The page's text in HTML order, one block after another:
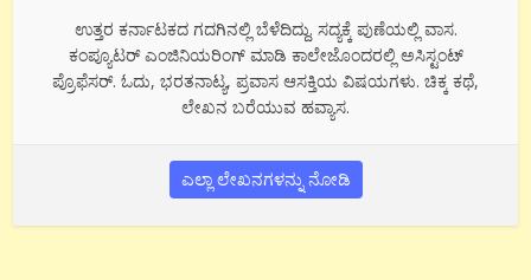
ಉತ್ತರ ಕರ್ನಾಟಕದ ಗದಗಿನಲ್ಲಿ ಬೆಳೆದಿದ್ದು. ಸದ್ಯಕ್ಕೆ ಪುಣೆಯಲ್ಲಿ ವಾಸ.
ಕಂಪ್ಯೂಟರ್ ಎಂಜಿನಿಯರಿಂಗ್ ಮಾಡಿ ಕಾಲೇಜೊಂದರಲ್ಲಿ ಅಸಿಸ್ಟಂಟ್
ಪ್ರೊಫೆಸರ್. ಓದು, ಭರತನಾಟ್ಯ, ಪ್ರವಾಸ ಆಸಕ್ತಿಯ ವಿಷಯಗಳು. ಚಿಕ್ಕ ಕಥೆ,
ಲೇಖನ ಬರೆಯುವ ಹವ್ಯಾಸ.
ಎಲ್ಲಾ ಲೇಖನಗಳನ್ನು ನೋಡಿ